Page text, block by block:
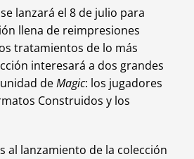
se lanzará el 8 de julio para
llena de reimpresiones
tratamientos de lo más
interesará a dos grandes
deMagic: los jugadores
Construidos y los
al lanzamiento de la colección